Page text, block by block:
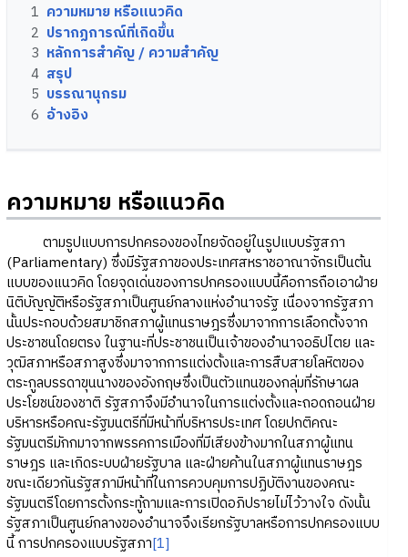
1 ความหมาย หรือแนวคิด
2 ปรากฏการณ์ที่เกิดขึ้น
3 หลักการสำคัญ / ความสำคัญ
4 สรุป
5 บรรณานุกรม
6 อ้างอิง
ความหมาย หรือแนวคิด
ตามรูปแบบการปกครองของไทยจัดอยู่ในรูปแบบรัฐสภา
(Parliamentary) ซึ่งมีรัฐสภาของประเทศสหราชอาณาจักรเป็นต้น
แบบของแนวคิด โดยจุดเด่นของการปกครองแบบนี้คือการถือเอาฝ่าย
นิติบัญญัติหรือรัฐสภาเป็นศูนย์กลางแห่งอำนาจรัฐ เนื่องจากรัฐสภา
นั้นประกอบด้วยสมาชิกสภาผู้แทนราษฎรซึ่งมาจากการเลือกตั้งจาก
ประชาชนโดยตรง ในฐานะที่ประชาชนเป็นเจ้าของอำนาจอธิปไตย และ
วุฒิสภาหรือสภาสูงซึ่งมาจากการแต่งตั้งและการสืบสายโลหิตของ
ตระกูลบรรดาขุนนางของอังกฤษซึ่งเป็นตัวแทนของกลุ่มที่รักษาผล
ประโยชน์ของชาติ รัฐสภาจึงมีอำนาจในการแต่งตั้งและถอดถอนฝ่าย
บริหารหรือคณะรัฐมนตรีที่มีหน้าที่บริหารประเทศ โดยปกติคณะ
รัฐมนตรีมักกมาจากพรรคการเมืองที่มีเสียงข้างมากในสภาผู้แทน
ราษฎร และเกิดระบบฝ่ายรัฐบาล และฝ่ายค้านในสภาผู้แทนราษฎร
ขณะเดียวกันรัฐสภามีหน้าที่ในการควบคุมการปฏิบัติงานของคณะ
รัฐมนตรีโดยการตั้งกระทู้ถามและการเปิดอภิปรายไม่ไว้วางใจ ดังนั้น
รัฐสภาเป็นศูนย์กลางของอำนาจจึงเรียกรัฐบาลหรือการปกครองแบบ
นี้ การปกครองแบบรัฐสภา[1]